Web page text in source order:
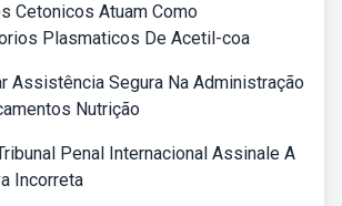
Cetonicos Atuam Como
Plasmaticos De Acetil-coa
Assistência Segura Na Administração
Nutrição
Penal Internacional Assinale A
Incorreta